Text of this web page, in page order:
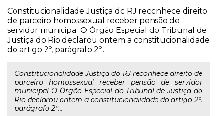
Constitucionalidade Justiça do RJ reconhece direito
de parceiro homossexual receber pensão de
servidor municipal O Órgão Especial do Tribunal de
Justiça do Rio declarou ontem a constitucionalidade
do artigo 2º, parágrafo 2º...
Constitucionalidade Justiça do RJ reconhece direito de
parceiro homossexual receber pensão de servidor
municipal O Órgão Especial do Tribunal de Justiça do
Rio declarou ontem a constitucionalidade do artigo 2º,
parágrafo 2º...